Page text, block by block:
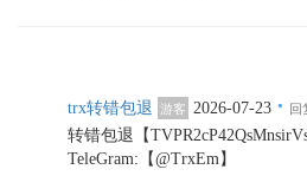
trx转错包退 游客 2026-07-23 · 回
转错包退【
TeleGram:【@TrxEm】